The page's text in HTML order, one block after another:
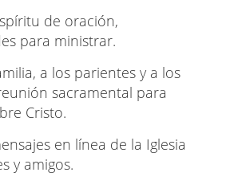
de oración,
para ministrar.
a los parientes y a los
sacramental para
Cristo.
en línea de la Iglesia
y amigos.